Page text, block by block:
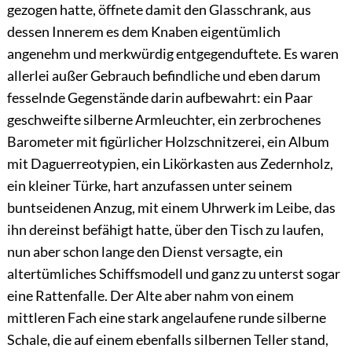
gezogen hatte, öffnete damit den Glasschrank, aus
dessen Innerem es dem Knaben eigentümlich
angenehm und merkwürdig entgegenduftete. Es waren
allerlei außer Gebrauch befindliche und eben darum
fesselnde Gegenstände darin aufbewahrt: ein Paar
geschweifte silberne Armleuchter, ein zerbrochenes
Barometer mit figürlicher Holzschnitzerei, ein Album
mit Daguerreotypien, ein Likörkasten aus Zedernholz,
ein kleiner Türke, hart anzufassen unter seinem
buntseidenen Anzug, mit einem Uhrwerk im Leibe, das
ihn dereinst befähigt hatte, über den Tisch zu laufen,
nun aber schon lange den Dienst versagte, ein
altertümliches Schiffsmodell und ganz zu unterst sogar
eine Rattenfalle. Der Alte aber nahm von einem
mittleren Fach eine stark angelaufene runde silberne
Schale, die auf einem ebenfalls silbernen Teller stand,